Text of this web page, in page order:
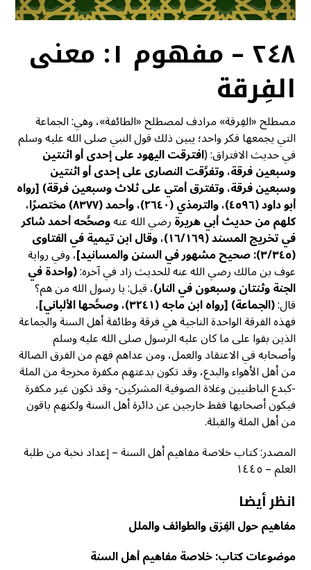
٢٤٨ – مفهوم ١: معنى
الفِرقة
مصطلح «الفِرقة» مرادف لمصطلح «الطائفة»، وهي: الجماعة
التي يجمعها فكر واحد؛ يبين ذلك قول النبي صلى الله عليه وسلم
في حديث الافتراق: (افترقت اليهود على إحدى أو اثنتين
وسبعين فرقة، وتفرَّقت النصارى على إحدى أو اثنتين
وسبعين فرقة، وتفترق أمتي على ثلاث وسبعين فرقة)[رواه
أبو داود (٤٥٩٦)، والترمذي (٢٦٤٠)، وأحمد (٨٣٧٧) مختصرًا،
كلهم من حديث أبي هريرةرضي الله عنهوصحَّحه أحمد شاكر
في تخريج المسند (١٦/١٦٩)، وقال ابن تيمية في الفتاوى
(٣/٣٤٥): صحيح مشهور في السنن والمسانيد] ، وفي رواية
عوف بن مالك رضي الله عنه للحديث زاد في آخره:(واحدة في
الجنة وثنتان وسبعون في النار)، قيل: يا رسول الله من هم؟
قال:(الجماعة)[رواه ابن ماجه (٣٢٤١)، وصحَّحها الألباني] ،
فهذه الفرقة الواحدة الناجية هي فرقة وطائفة أهل السنة والجماعة
الذين بقوا على ما كان عليه الرسول صلى الله عليه وسلم
وأصحابه في الاعتقاد والعمل، ومن عداهم فهم من الفرق الضالة
من أهل الأهواء والبدع، وقد تكون بدعتهم مكفرة مخرجة من الملة
-كبدع الباطنيين وغلاة الصوفية المشركين- وقد تكون غير مكفرة
فيكون أصحابها فقط خارجين عن دائرة أهل السنة ولكنهم باقون
من أهل الملة والقبلة.
المصدر: كتاب خلاصة مفاهيم أهل السنة – إعداد نخبة من طلبة
العلم – ١٤٤٥
انظر أيضا
مفاهيم حول الفِرَق والطوائف والملل
موضوعات كتاب: خلاصة مفاهيم أهل السنة